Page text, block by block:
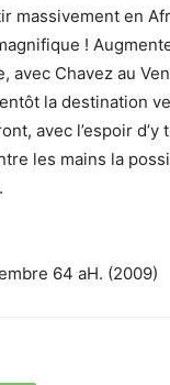
massivement en
!
avec Chavez au
la destination
avec l’espoir d’y
les mains la
64 aH. (2009)